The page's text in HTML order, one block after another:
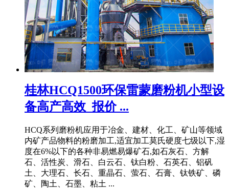
桂林HCQ1500环保雷蒙磨粉机小型设
备高产高效_报价 ...
HCQ系列磨粉机应用于冶金、建材、化工、矿山等领域
内矿产品物料的粉磨加工,适宜加工莫氏硬度七级以下,湿
度在6%以下的各种非易燃易爆矿石,如石灰石、方解
石、活性炭、滑石、白云石、钛白粉、石英石、铝矾
土、大理石、长石、重晶石、萤石、石膏、钛铁矿、磷
矿、陶土、石墨、粘土 ...